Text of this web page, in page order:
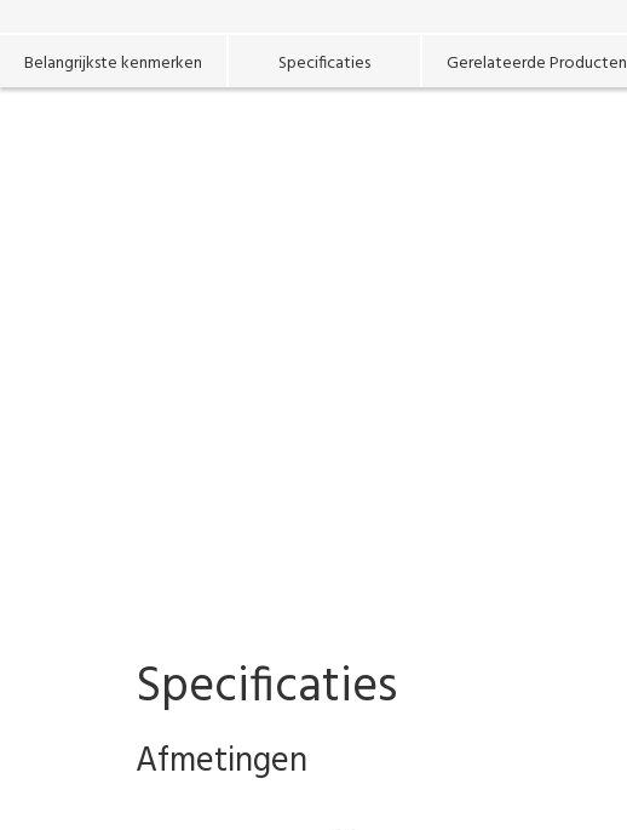
Belangrijkste kenmerken Specificaties Gerelateerde Producten
Specificaties
Afmetingen